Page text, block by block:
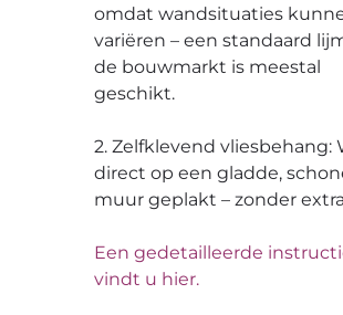
omdat wandsituaties
variëren – een standaard
de bouwmarkt is meestal
geschikt.
2. Zelfklevend vliesbehang:
direct op een gladde,
muur geplakt – zonder
Een gedetailleerde
vindt u hier.